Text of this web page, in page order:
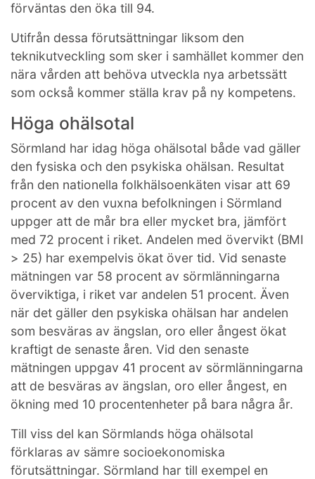
förväntas den öka till 94.
Utifrån dessa förutsättningar liksom den
teknikutveckling som sker i samhället kommer den
nära vården att behöva utveckla nya arbetssätt
som också kommer ställa krav på ny kompetens.
Höga ohälsotal
Sörmland har idag höga ohälsotal både vad gäller
den fysiska och den psykiska ohälsan. Resultat
från den nationella folkhälsoenkäten visar att 69
procent av den vuxna befolkningen i Sörmland
uppger att de mår bra eller mycket bra, jämfört
med 72 procent i riket. Andelen med övervikt (BMI
> 25) har exempelvis ökat över tid. Vid senaste
mätningen var 58 procent av sörmlänningarna
överviktiga, i riket var andelen 51 procent. Även
när det gäller den psykiska ohälsan har andelen
som besväras av ängslan, oro eller ångest ökat
kraftigt de senaste åren. Vid den senaste
mätningen uppgav 41 procent av sörmlänningarna
att de besväras av ängslan, oro eller ångest, en
ökning med 10 procentenheter på bara några år.
Till viss del kan Sörmlands höga ohälsotal
förklaras av sämre socioekonomiska
förutsättningar. Sörmland har till exempel en